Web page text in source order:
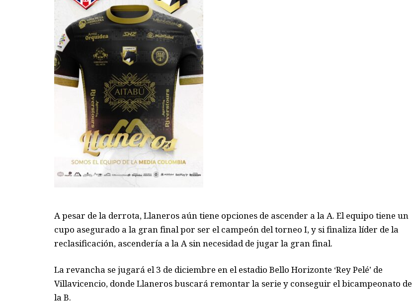
A pesar de la derrota, Llaneros aún tiene opciones de ascender a la A. El equipo tiene un
cupo asegurado a la gran final por ser el campeón del torneo I, y si finaliza líder de la
reclasificación, ascendería a la A sin necesidad de jugar la gran final.
La revancha se jugará el 3 de diciembre en el estadio Bello Horizonte ‘Rey Pelé’ de
Villavicencio, donde Llaneros buscará remontar la serie y conseguir el bicampeonato de
la B.